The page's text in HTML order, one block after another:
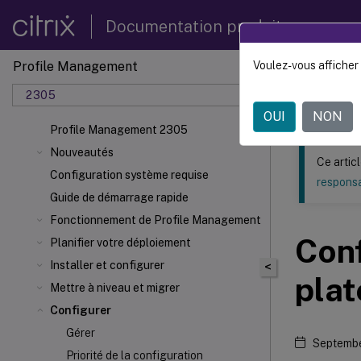
Documentation produit
Profile Management
2305
Profile Management 2305
Nouveautés
Configuration système requise
Guide de démarrage rapide
Fonctionnement de Profile Management
Planifier votre déploiement
Installer et configurer
Mettre à niveau et migrer
Configurer
Gérer
Priorité de la configuration
Ce contenu a
Profile
<
Ce
Voulez-vous
OUI NON